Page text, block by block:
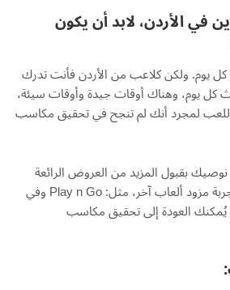
في الأردن، لابد أن يكون
كل يوم. ولكن كلاعب من الأردن فأنت تدرك
كل يوم، وهناك أوقات جيدة وأوقات سيئة،
لمجرد أنك لم تنجح في تحقيق مكاسب
بقبول المزيد من العروض الرائعة
مثل الدورات المجانية وتجربة مزود ألعاب آخر، مثل: Play n Go وفي
العودة إلى تحقيق مكاسب